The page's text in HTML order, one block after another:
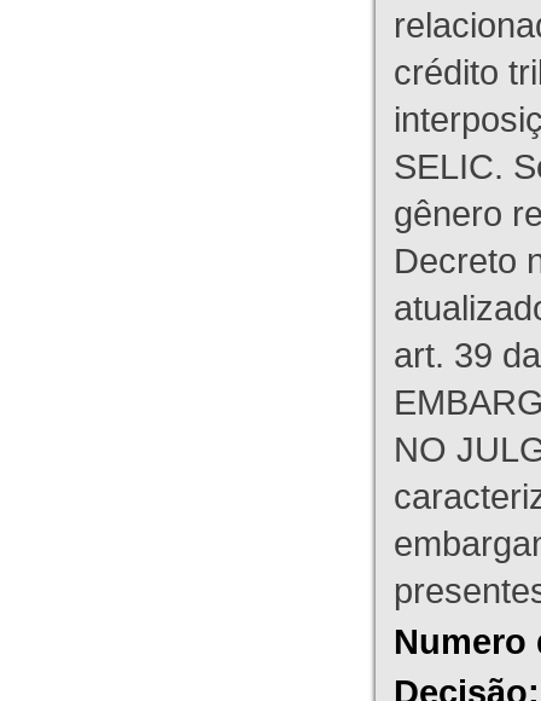
crédito
SELIC.
gênero
Decreto
art. 39
NO
Numero
Decisão: